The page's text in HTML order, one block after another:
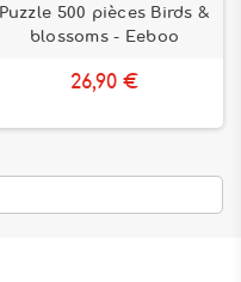
Puzzle 500 pièces Birds &
blossoms - Eeboo
26,90 €